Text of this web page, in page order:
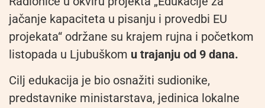
jačanje kapaciteta u pisanju i provedbi EU
projekata“ održane su krajem rujna i početkom
listopada u Ljubuškom u trajanju od 9 dana.
Cilj edukacija je bio osnažiti sudionike,
predstavnike ministarstava, jedinica lokalne